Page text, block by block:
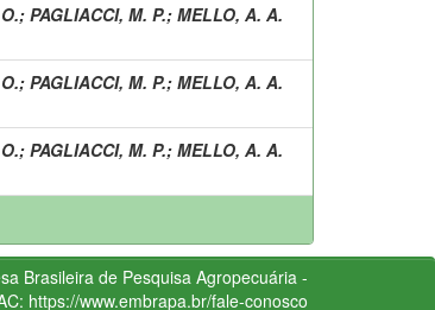
; PAGLIACCI, M. P.; MELLO, A. A.
; PAGLIACCI, M. P.; MELLO, A. A.
; PAGLIACCI, M. P.; MELLO, A. A.
Brasileira de Pesquisa Agropecuária -
https://www.embrapa.br/fale-conosco